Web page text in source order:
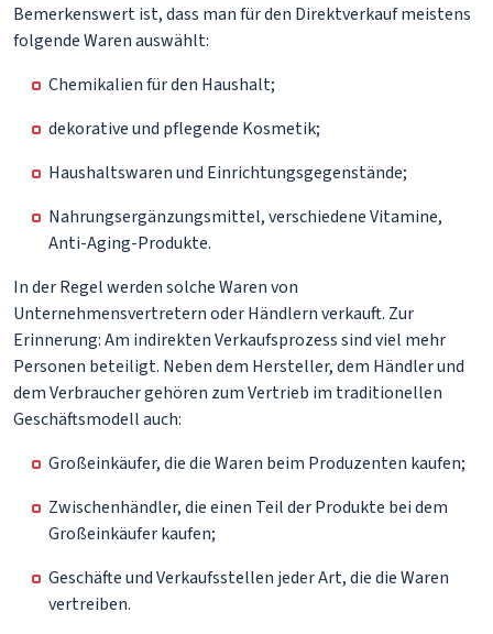
Bemerkenswert ist, dass man für den Direktverkauf meistens
folgende Waren auswählt:
Chemikalien für den Haushalt;
dekorative und pflegende Kosmetik;
Haushaltswaren und Einrichtungsgegenstände;
Nahrungsergänzungsmittel, verschiedene Vitamine,
Anti-Aging-Produkte.
In der Regel werden solche Waren von
Unternehmensvertretern oder Händlern verkauft. Zur
Erinnerung: Am indirekten Verkaufsprozess sind viel mehr
Personen beteiligt. Neben dem Hersteller, dem Händler und
dem Verbraucher gehören zum Vertrieb im traditionellen
Geschäftsmodell auch:
Großeinkäufer, die die Waren beim Produzenten kaufen;
Zwischenhändler, die einen Teil der Produkte bei dem
Großeinkäufer kaufen;
Geschäfte und Verkaufsstellen jeder Art, die die Waren
vertreiben.